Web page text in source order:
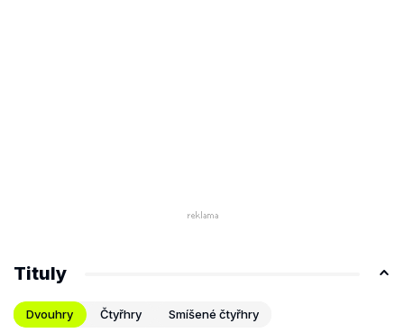
Tituly
Dvouhry Čtyřhry Smíšené čtyřhry